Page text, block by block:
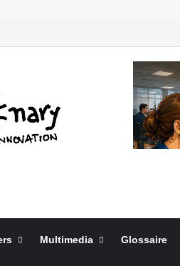
Multimedia Glossaire